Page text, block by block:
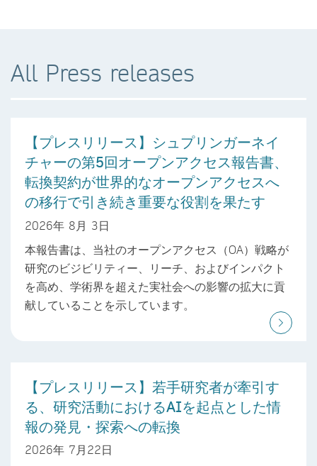
All Press releases
【プレスリリース】シュプリンガーネイ
チャーの第5回オープンアクセス報告書、
転換契約が世界的なオープンアクセスへ
の移行で引き続き重要な役割を果たす
2026年 8月 3日
本報告書は、当社のオープンアクセス（OA）戦略が
研究のビジビリティー、リーチ、およびインパクト
を高め、学術界を超えた実社会への影響の拡大に貢
献していることを示しています。
【プレスリリース】若手研究者が牽引す
る、研究活動におけるAIを起点とした情
報の発見・探索への転換
2026年 7月22日